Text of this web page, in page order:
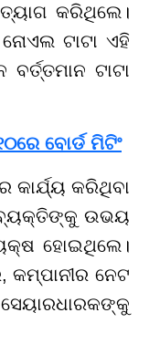
କରିଥିଲେ।
ଟାଟା ଏହି
ଟାଟା
ବୋର୍ଡ ମିଟିଂ
କାର୍ଯ୍ୟ କରିଥିବା
ବ୍ୟକ୍ତିଙ୍କୁ ଉଭୟ
ହୋଇଥିଲେ।
କମ୍ପାନୀର ନେଟ